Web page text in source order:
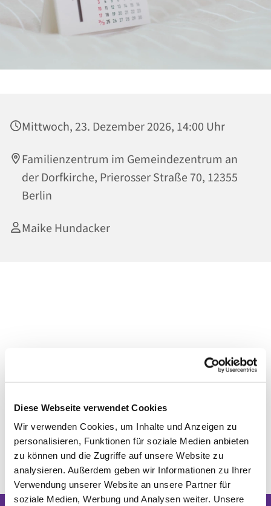
Diese Webseite verwendet Cookies
Wir verwenden Cookies, um Inhalte und Anzeigen zu
personalisieren, Funktionen für soziale Medien anbieten
zu können und die Zugriffe auf unsere Website zu
analysieren. Außerdem geben wir Informationen zu Ihrer
Verwendung unserer Website an unsere Partner für
soziale Medien, Werbung und Analysen weiter. Unsere
Mittwoch, 23. Dezember 2026, 14:00 Uhr
Familienzentrum im Gemeindezentrum an
der Dorfkirche, Prierosser Straße 70, 12355
Berlin
Maike Hundacker